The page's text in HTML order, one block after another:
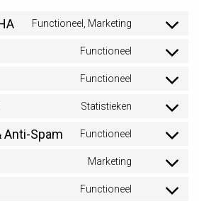
Functioneel, Marketing
Consent
google-
Functioneel
Consent
wordfence
Functioneel
Consent
wordpress
Statistieken
Consent
google-
Anti-Spam Functioneel
Consent
cerber-
Marketing
Consent
Functioneel
Consent